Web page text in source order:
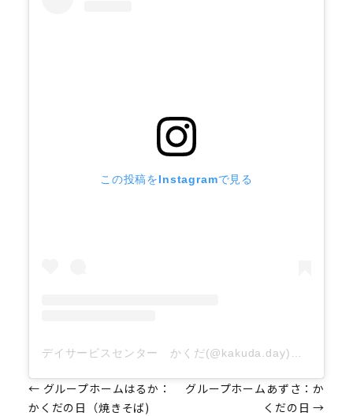
この投稿をInstagramで見る
投
← グループホームはるか：
かくだの日（焼きそば)
グループホームあずさ：か
くだの日 →